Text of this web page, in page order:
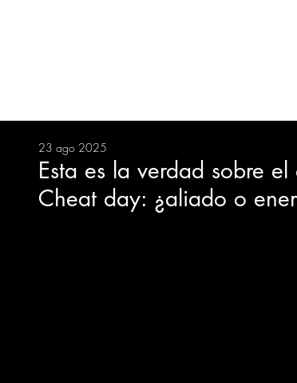
BIENESTAR EVENTOS
TECNOLOGIA
Esta es la verdad sobre
Cheat day: ¿aliado o
23 ago 2025